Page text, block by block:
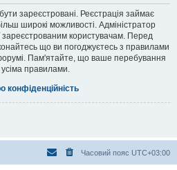
зареєстровані. Реєстрація займає
широкі можливості. Адміністратор
зареєстрованим користувачам. Перед
що ви погоджуєтесь з правилами
Пам'ятайте, що ваше перебування
правилами.
конфіденційність
Часовий пояс UTC+03:00